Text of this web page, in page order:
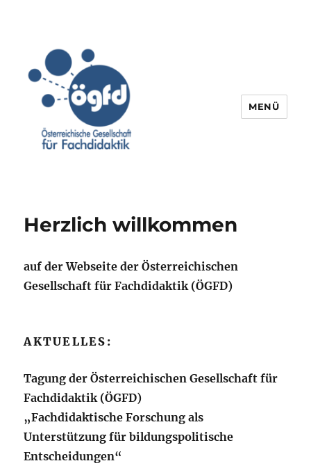
MENÜ
Herzlich willkommen
auf der Webseite der Österreichischen
Gesellschaft für Fachdidaktik (ÖGFD)
AKTUELLES:
Tagung der Österreichischen Gesellschaft für
Fachdidaktik (ÖGFD)
„Fachdidaktische Forschung als
Unterstützung für bildungspolitische
Entscheidungen“